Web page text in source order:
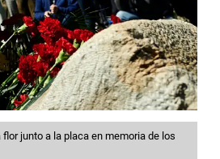
junto a la placa en memoria de los